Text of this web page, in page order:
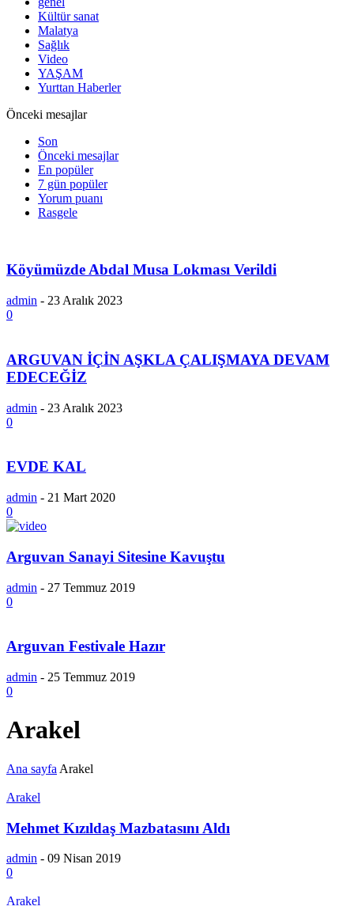
Kültür sanat
Malatya
Sağlık
Video
YAŞAM
Yurttan Haberler
Önceki mesajlar
Son
Önceki mesajlar
En popüler
7 gün popüler
Yorum puanı
Rasgele
Köyümüzde Abdal Musa Lokması Verildi
admin - 23 Aralık 2023
0
ARGUVAN İÇİN AŞKLA ÇALIŞMAYA DEVAM
EDECEĞİZ
admin - 23 Aralık 2023
0
EVDE KAL
admin - 21 Mart 2020
0
Arguvan Sanayi Sitesine Kavuştu
admin - 27 Temmuz 2019
0
Arguvan Festivale Hazır
admin - 25 Temmuz 2019
0
Arakel
Ana sayfa Arakel
Arakel
Mehmet Kızıldaş Mazbatasını Aldı
admin - 09 Nisan 2019
0
Arakel